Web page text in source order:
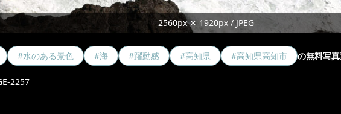
2560px ✕ 1920px / JPEG
#水のある景色 #海 #躍動感 #高知県 #高知県高知市 の無料写
2257